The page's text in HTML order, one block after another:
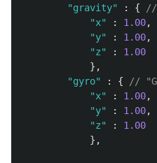
"gravity" : {
//
"x" : 1.00,
"y" : 1.00,
"z" :
1.00
},
"gyro" : {
//
"x" : 1.00,
"y" : 1.00,
"z" :
1.00
},